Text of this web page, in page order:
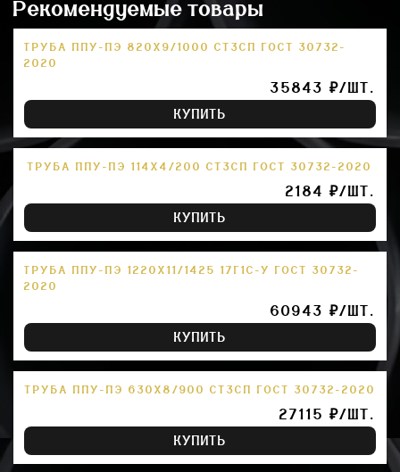
Рекомендуемые товары
ТРУБА ППУ-ПЭ 820Х9/1000 СТ3СП ГОСТ 30732-
2020
35843 ₽/ШТ.
КУПИТЬ
ТРУБА ППУ-ПЭ 114Х4/200 СТ3СП ГОСТ 30732-2020
2184 ₽/ШТ.
КУПИТЬ
ТРУБА ППУ-ПЭ 1220Х11/1425 17Г1С-У ГОСТ 30732-
2020
60943 ₽/ШТ.
КУПИТЬ
ТРУБА ППУ-ПЭ 630Х8/900 СТ3СП ГОСТ 30732-2020
27115 ₽/ШТ.
КУПИТЬ